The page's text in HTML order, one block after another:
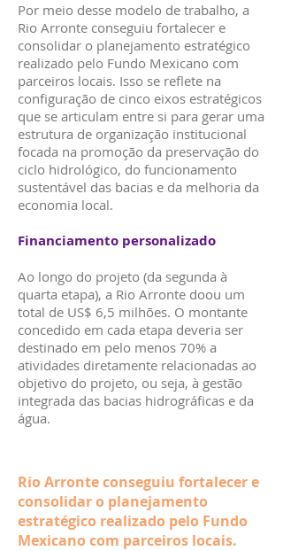
Por meio desse modelo de trabalho, a
Rio Arronte conseguiu fortalecer e
consolidar o planejamento estratégico
realizado pelo Fundo Mexicano com
parceiros locais. Isso se reflete na
configuração de cinco eixos estratégicos
que se articulam entre si para gerar uma
estrutura de organização institucional
focada na promoção da preservação do
ciclo hidrológico, do funcionamento
sustentável das bacias e da melhoria da
economia local.
Financiamento personalizado
Ao longo do projeto (da segunda à
quarta etapa), a Rio Arronte doou um
total de US$ 6,5 milhões. O montante
concedido em cada etapa deveria ser
destinado em pelo menos 70% a
atividades diretamente relacionadas ao
objetivo do projeto, ou seja, à gestão
integrada das bacias hidrográficas e da
água.
Rio Arronte conseguiu fortalecer e
consolidar o planejamento
estratégico realizado pelo Fundo
Mexicano com parceiros locais.